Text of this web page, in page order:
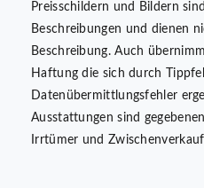
Preisschildern und Bildern
Beschreibungen und dienen
Beschreibung. Auch
Haftung die sich durch
Datenübermittlungsfehler
Ausstattungen sind
Irrtümer und